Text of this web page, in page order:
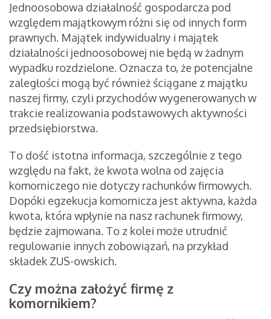
Jednoosobowa działalność gospodarcza pod
względem majątkowym różni się od innych form
prawnych. Majątek indywidualny i majątek
działalności jednoosobowej nie będą w żadnym
wypadku rozdzielone. Oznacza to, że potencjalne
zaległości mogą być również ściągane z majątku
naszej firmy, czyli przychodów wygenerowanych w
trakcie realizowania podstawowych aktywności
przedsiębiorstwa.
To dość istotna informacja, szczególnie z tego
względu na fakt, że kwota wolna od zajęcia
komorniczego nie dotyczy rachunków firmowych.
Dopóki egzekucja komornicza jest aktywna, każda
kwota, która wpłynie na nasz rachunek firmowy,
będzie zajmowana. To z kolei może utrudnić
regulowanie innych zobowiązań, na przykład
składek ZUS-owskich.
Czy można założyć firmę z
komornikiem?